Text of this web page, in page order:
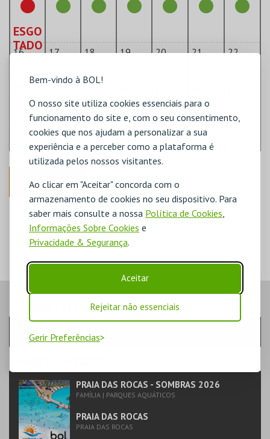
Bem-vindo à BOL!
O nosso site utiliza cookies essenciais para o
funcionamento do site e, com o seu consentimento,
cookies que nos ajudam a personalizar a sua
experiência e a perceber como a plataforma é
utilizada pelos nossos visitantes.
Ao clicar em "Aceitar" concorda com o
armazenamento de cookies no seu dispositivo. Para
saber mais consulte a nossa Política de Cookies
Informações Sobre Cookies e
Privacidade & Segurança.
Aceitar
Rejeitar não essenciais
Gerir Preferências
ESGO
TADO
16 17 18 19 20 21 22
31 1 2 3 4 5
ANTERIOR
DISPONÍVEL
POUCO DISPONÍVEL
ESGOTADO
- SESSÃO
Escolha a sessão pretendida
PRAIA DAS ROCAS - SOMBRAS 2026
FAMÍLIA | PARQUES AQUÁTICOS
PRAIA DAS ROCAS
PRAIA DAS ROCAS